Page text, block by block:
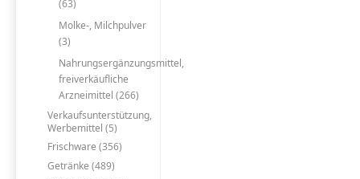
(63)
Molke-, Milchpulver
(3)
Nahrungsergänzungsmittel,
freiverkäufliche
Arzneimittel (266)
Verkaufsunterstützung,
Werbemittel (5)
Frischware (356)
Getränke (489)